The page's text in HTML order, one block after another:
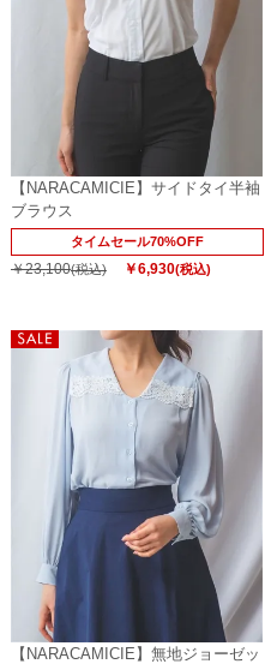
【NARACAMICIE】サイドタイ半袖
ブラウス
タイムセール70%OFF
￥23,100(税込) ￥6,930(税込)
【NARACAMICIE】無地ジョーゼッ